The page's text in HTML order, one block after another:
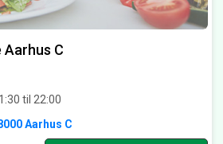
Aarhus C
til 22:00
Aarhus C